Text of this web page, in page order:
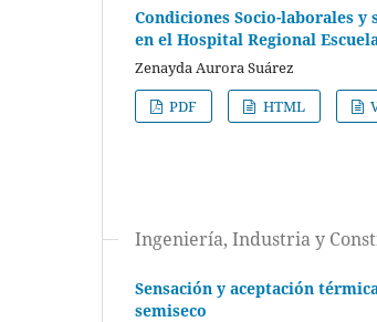
Condiciones Socio-laborales
en el Hospital Regional
Zenayda Aurora Suárez
PDF
HTML
Ingeniería, Industria y
Sensación y aceptación
semiseco